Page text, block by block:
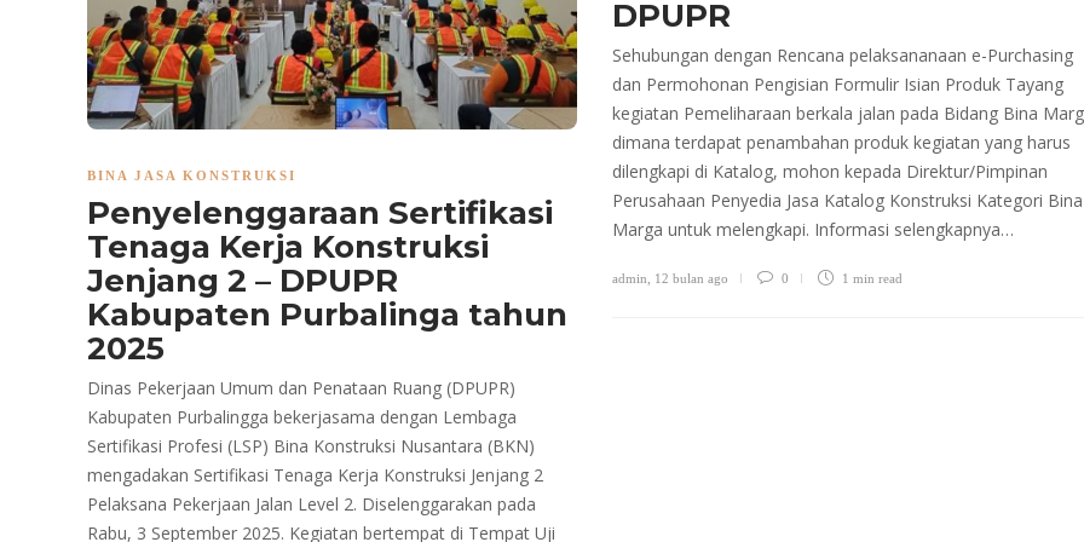
BINA JASA KONSTRUKSI
Penyelenggaraan Sertifikasi
Tenaga Kerja Konstruksi
Jenjang 2 – DPUPR
Kabupaten Purbalinga tahun
2025
Dinas Pekerjaan Umum dan Penataan Ruang (DPUPR)
Kabupaten Purbalingga bekerjasama dengan Lembaga
Sertifikasi Profesi (LSP) Bina Konstruksi Nusantara (BKN)
mengadakan Sertifikasi Tenaga Kerja Konstruksi Jenjang 2
Pelaksana Pekerjaan Jalan Level 2. Diselenggarakan pada
Rabu, 3 September 2025. Kegiatan bertempat di Tempat Uji
DPUPR
Sehubungan dengan Rencana pelaksananaan e-Purchasing
dan Permohonan Pengisian Formulir Isian Produk Tayang
kegiatan Pemeliharaan berkala jalan pada Bidang Bina
dimana terdapat penambahan produk kegiatan yang harus
dilengkapi di Katalog, mohon kepada Direktur/Pimpinan
Perusahaan Penyedia Jasa Katalog Konstruksi Kategori Bina
Marga untuk melengkapi. Informasi selengkapnya…
admin 12 bulan ago 0 1 min read